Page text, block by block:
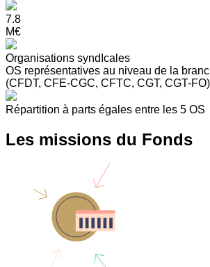
7.8
M€
Organisations syndIcales
OS représentatives au niveau de la
(CFDT, CFE-CGC, CFTC, CGT, CGT-FO)
Répartition à parts égales entre les 5 OS
Les missions du Fonds